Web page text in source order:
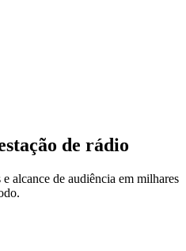
de rádio
alcance de audiência em milhares